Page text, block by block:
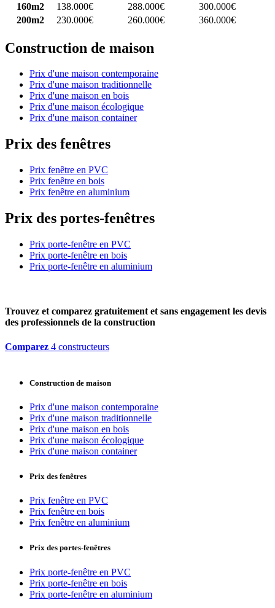
160m2
138.000€ 288.000€
300.000€
200m2
230.000€ 260.000€ 360.000€
Construction de maison
Prix d'une maison contemporaine
Prix d'une maison traditionnelle
Prix d'une maison en bois
Prix d'une maison écologique
Prix d'une maison container
Prix des fenêtres
Prix fenêtre en PVC
Prix fenêtre en bois
Prix fenêtre en aluminium
Prix des portes-fenêtres
Prix porte-fenêtre en PVC
Prix porte-fenêtre en bois
Prix porte-fenêtre en aluminium
Trouvez et comparez gratuitement et sans engagement les devis
des professionnels de la construction
Comparez 4 constructeurs
Construction de maison
Prix d'une maison contemporaine
Prix d'une maison traditionnelle
Prix d'une maison en bois
Prix d'une maison écologique
Prix d'une maison container
Prix des fenêtres
Prix fenêtre en PVC
Prix fenêtre en bois
Prix fenêtre en aluminium
Prix des portes-fenêtres
Prix porte-fenêtre en PVC
Prix porte-fenêtre en bois
Prix porte-fenêtre en aluminium